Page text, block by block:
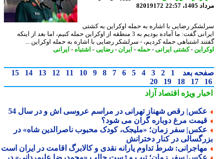
22:57
82019172
رضایی با اشاره به حمله اوکراین به کشتی
ایرانی گفت: ما آماده بودیم به 3 منطقه از اوکراین حمله کنیم، اما بعد از اینکه
اشتباهی حمله کردیم، - سرلشکر رضایی با اشاره به حمله اوکراین ...
- کشتی ایرانی- حمله-ایران - رضایی-اشتباه-ایرانی
بعد 1
2
3
4
5
6
7
8
9
10
11
12
13
14
15
17
18
19
20
ویژهاقتصاد آزاد
رقص شهناز تهرانی در مراسم عروسی اش و در سال 54
مرغ دوباره گران می شود؟
سفر زمان؛ «ملیجک، کودک محبوب ناصرالدین شاه» در
در کنار دخترانش
شرط تداوم یارانه نقدی و کالابرگ اقامت در ایران است